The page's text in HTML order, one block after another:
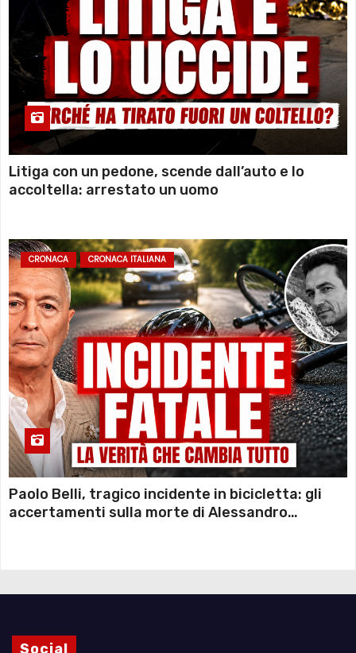
Litiga con un pedone, scende dall’auto e lo
accoltella: arrestato un uomo
CRONACA CRONACA ITALIANA
Paolo Belli, tragico incidente in bicicletta: gli
accertamenti sulla morte di Alessandro
Social